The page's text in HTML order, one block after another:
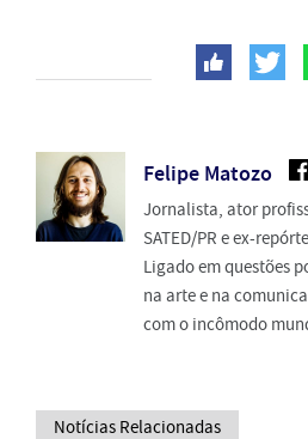
Felipe Matozo
Jornalista, ator
SATED/PR e ex-
Ligado em questões
na arte e na
com o incômodo
Notícias Relacionadas